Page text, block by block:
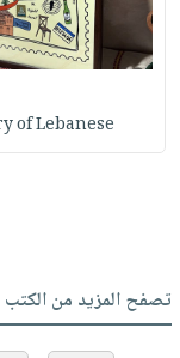
of Lebanese
تصفح المزيد من الكتب